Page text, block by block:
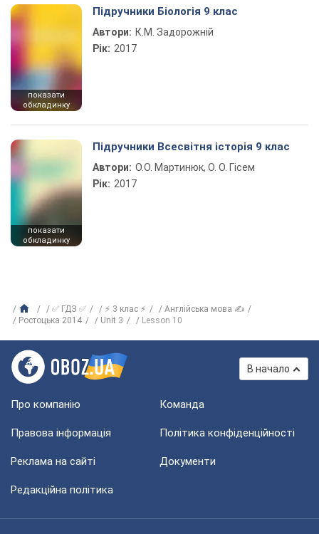
показати
обкладинку
Підручники Біологія 9 клас
Автори: К.М. Задорожній
Рік: 2017
показати
обкладинку
Підручники Всесвітня історія 9 клас
Автори: О.О. Мартинюк, О. О. Гісем
Рік: 2017
✅ ГДЗ ✅ ⚡ 3 клас ⚡
Англійська мова ✍
Ростоцька 2014
Unit 3 Lesson 10
В начало
Про компанію Команда
Правова інформація Політика конфіденційності
Реклама на сайті Документи
Редакційна політика